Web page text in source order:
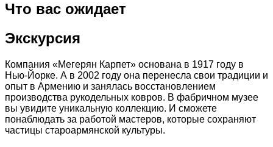
Что вас ожидает
Экскурсия
Компания «Мегерян Карпет» основана в 1917 году в
Нью-Йорке. А в 2002 году она перенесла свои традиции и
опыт в Армению и занялась восстановлением
производства рукодельных ковров. В фабричном музее
вы увидите уникальную коллекцию. И сможете
понаблюдать за работой мастеров, которые сохраняют
частицы староармянской культуры.